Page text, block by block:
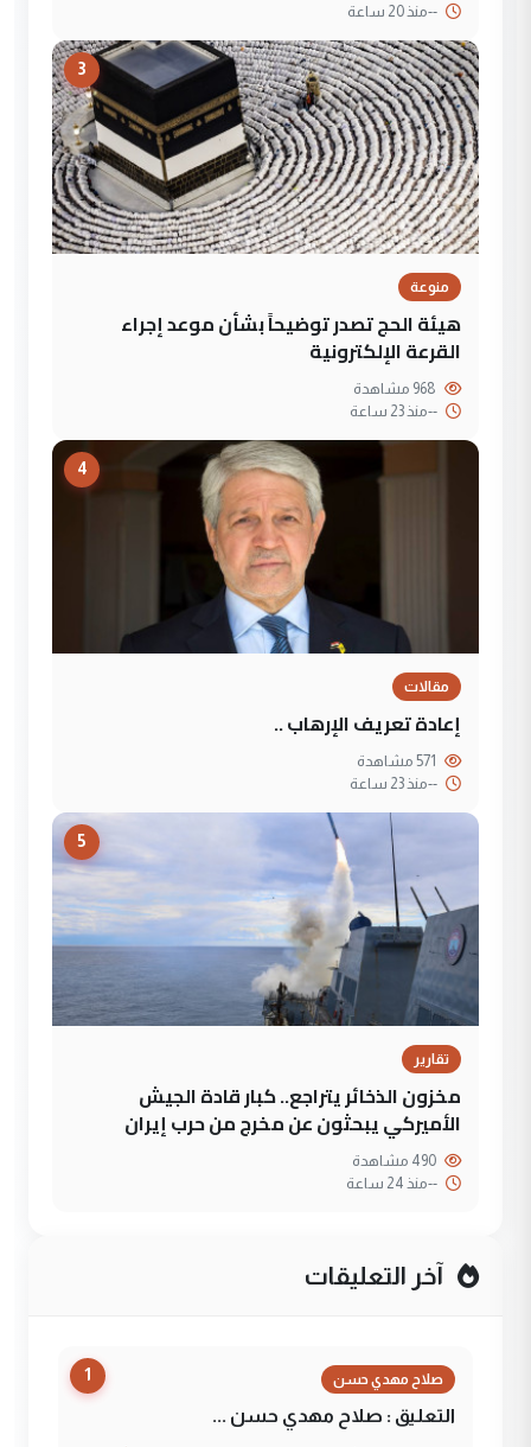
--منذ 20 ساعة
3
منوعة
هيئة الحج تصدر توضيحاً بشأن موعد إجراء
القرعة الإلكترونية
--منذ 23 ساعة
4
مقالات
إعادة تعريف الإرهاب ..
--منذ 23 ساعة
5
تقارير
مخزون الذخائر يتراجع.. كبار قادة الجيش
الأميركي يبحثون عن مخرج من حرب إيران
--منذ 24 ساعة
آخر التعليقات
1 صلاح مهدي حسن
التعليق : صلاح مهدي حسن ...